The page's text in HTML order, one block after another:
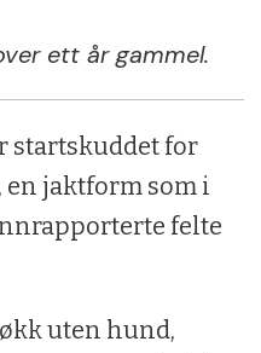
ett år gammel.
startskuddet for
en jaktform som i
felte
uten hund,